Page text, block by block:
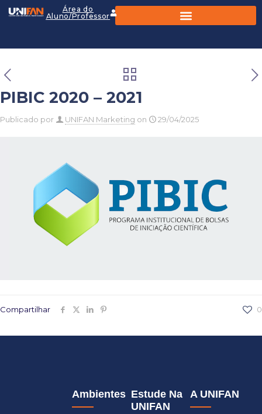
Área do
Aluno/Professor
PIBIC 2020 – 2021
Publicado por UNIFAN Marketing on 29/04/2025
Compartilhar 0
A UNIFAN
Estude Na
UNIFAN
Ambientes